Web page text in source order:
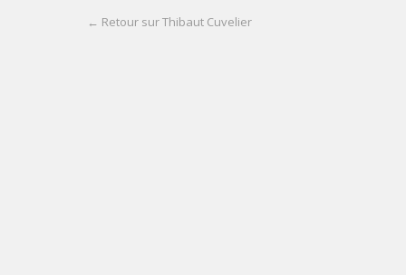
← Retour sur Thibaut Cuvelier